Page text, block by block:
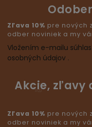
Zľava 10% pre nových
odber noviniek a my
Vložením e-mailu
osobných údajov .
Akcie, zľavy
Zľava 10% pre nových
odber noviniek a my